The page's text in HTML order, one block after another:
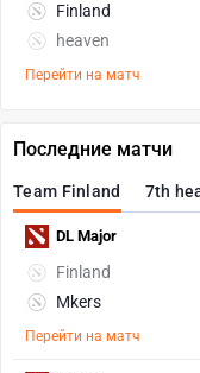
Finland
heaven
Перейти на матч
Последние матчи
Team Finland 7th
Finland
Mkers
Перейти на матч
DL Major